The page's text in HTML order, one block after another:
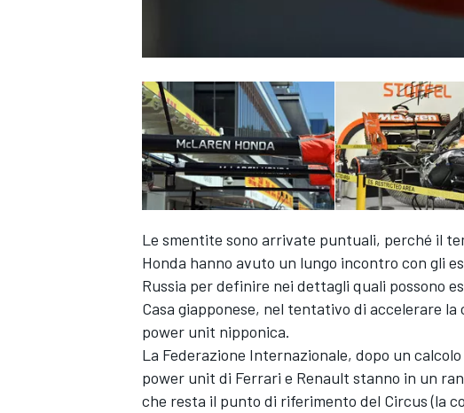
MONOPOSTO
Le smentite sono arrivate puntuali, perché il
Honda hanno avuto un lungo incontro con gli
Russia per definire nei dettagli quali possono
Casa giapponese, nel tentativo di accelerare
power unit nipponica.
La Federazione Internazionale, dopo un
power unit di Ferrari e Renault stanno in un
che resta il punto di riferimento del Circus (la